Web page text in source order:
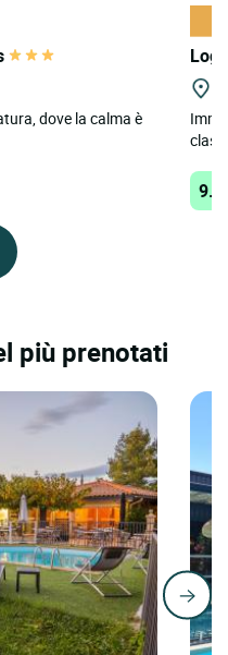
dove la calma è
più prenotati